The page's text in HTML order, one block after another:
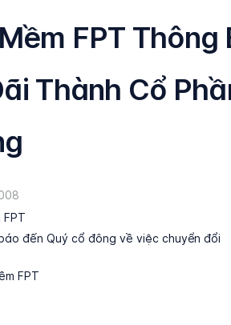
FPT Thông
Thành Cổ
đến Quý cổ đông về việc chuyển đổi
FPT